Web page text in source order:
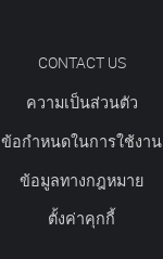
CONTACT US
ความเป็นส่วนตัว
ข้อกำหนดในการใช้งาน
ข้อมูลทางกฎหมาย
ตั้งค่าคุกกี้